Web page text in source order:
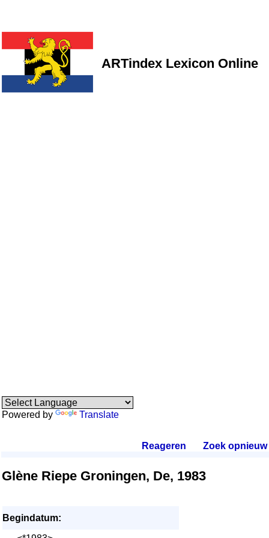
ARTindex Lexicon Online
Powered by Translate
Reageren Zoek opnieuw.
Glène Riepe Groningen, De, 1983
Begindatum: